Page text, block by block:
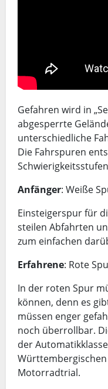
Gefahren wird in
abgesperrte
unterschiedliche
Die Fahrspuren
Anfänger: Weiße
Einsteigerspur für
steilen Abfahrten
zum einfachen
Erfahrene: Rote
In der roten Spur
können, denn es
müssen enger
noch überrollbar.
der
Motorradtrial.